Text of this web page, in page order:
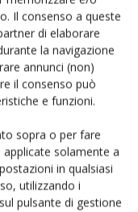
Il consenso a queste
di elaborare
la navigazione
annunci (non)
il consenso può
e funzioni.
sopra o per fare
solamente a
in qualsiasi
utilizzando i
pulsante di gestione